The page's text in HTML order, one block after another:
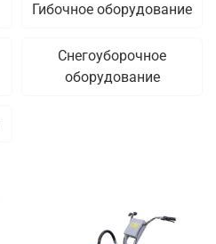
Гибочное оборудование
Снегоуборочное
оборудование